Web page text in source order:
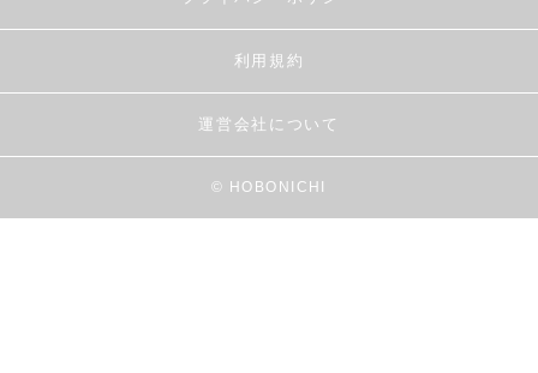
利用規約
運営会社について
© HOBONICHI